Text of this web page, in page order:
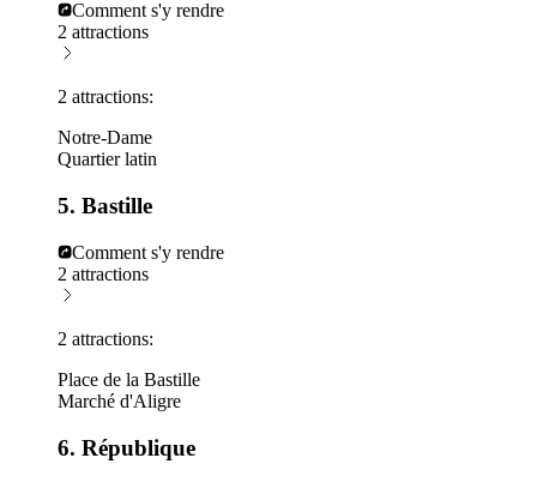
Comment s'y rendre
2 attractions
2 attractions:
Notre-Dame
Quartier latin
5. Bastille
Comment s'y rendre
2 attractions
2 attractions:
Place de la Bastille
Marché d'Aligre
6. République